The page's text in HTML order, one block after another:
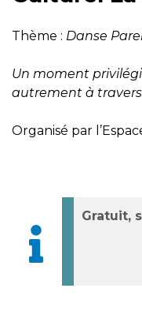
Thème : Danse
Un moment
autrement à
Organisé par
Gratuit,